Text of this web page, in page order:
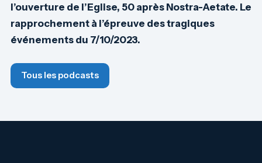
l’ouverture de l’Eglise, 50 après Nostra-Aetate. Le
rapprochement à l’épreuve des tragiques
événements du 7/10/2023.
Tous les podcasts